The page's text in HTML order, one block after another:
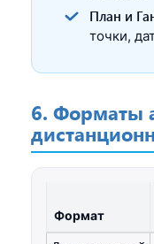
План и
точки,
6. Форматы
Формат